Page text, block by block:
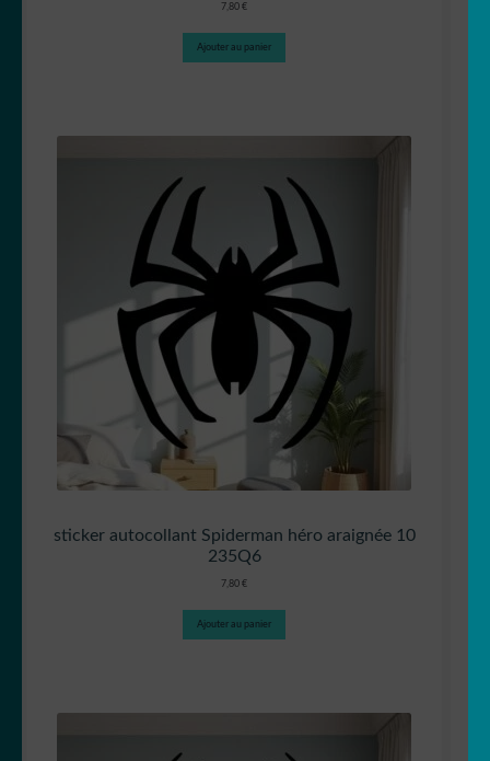
7,80 €
Ajouter au panier
sticker autocollant Spiderman héro araignée 10
235Q6
7,80 €
Ajouter au panier